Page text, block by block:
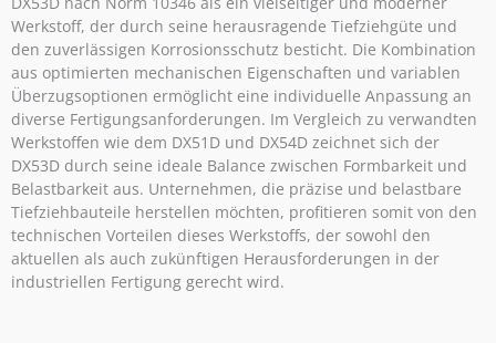
Werkstoff, der durch seine herausragende Tiefziehgüte und
den zuverlässigen Korrosionsschutz besticht. Die Kombination
aus optimierten mechanischen Eigenschaften und variablen
Überzugsoptionen ermöglicht eine individuelle Anpassung an
diverse Fertigungsanforderungen. Im Vergleich zu verwandten
Werkstoffen wie dem DX51D und DX54D zeichnet sich der
DX53D durch seine ideale Balance zwischen Formbarkeit und
Belastbarkeit aus. Unternehmen, die präzise und belastbare
Tiefziehbauteile herstellen möchten, profitieren somit von den
technischen Vorteilen dieses Werkstoffs, der sowohl den
aktuellen als auch zukünftigen Herausforderungen in der
industriellen Fertigung gerecht wird.